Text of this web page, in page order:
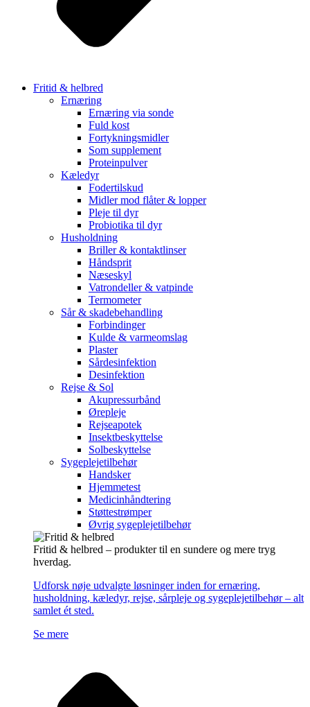
Fritid & helbred
Ernæring
Ernæring via sonde
Fuld kost
Fortykningsmidler
Som supplement
Proteinpulver
Kæledyr
Fodertilskud
Midler mod flåter & lopper
Pleje til dyr
Probiotika til dyr
Husholdning
Briller & kontaktlinser
Håndsprit
Næseskyl
Vatrondeller & vatpinde
Termometer
Sår & skadebehandling
Forbindinger
Kulde & varmeomslag
Plaster
Sårdesinfektion
Desinfektion
Rejse & Sol
Akupressurbånd
Ørepleje
Rejseapotek
Insektbeskyttelse
Solbeskyttelse
Sygeplejetilbehør
Handsker
Hjemmetest
Medicinhåndtering
Støttestrømper
Øvrig sygeplejetilbehør
Fritid & helbred – produkter til en sundere og mere tryg
hverdag.
Udforsk nøje udvalgte løsninger inden for ernæring,
husholdning, kæledyr, rejse, sårpleje og sygeplejetilbehør – alt
samlet ét sted.
Se mere